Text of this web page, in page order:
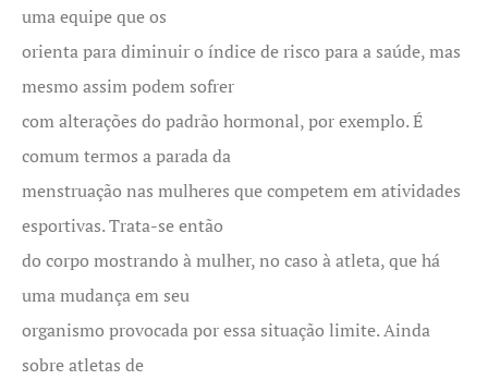
uma equipe que os
orienta para diminuir o índice de risco para a saúde, mas
mesmo assim podem sofrer
com alterações do padrão hormonal, por exemplo. É
comum termos a parada da
menstruação nas mulheres que competem em atividades
esportivas. Trata-se então
do corpo mostrando à mulher, no caso à atleta, que há
uma mudança em seu
organismo provocada por essa situação limite. Ainda
sobre atletas de